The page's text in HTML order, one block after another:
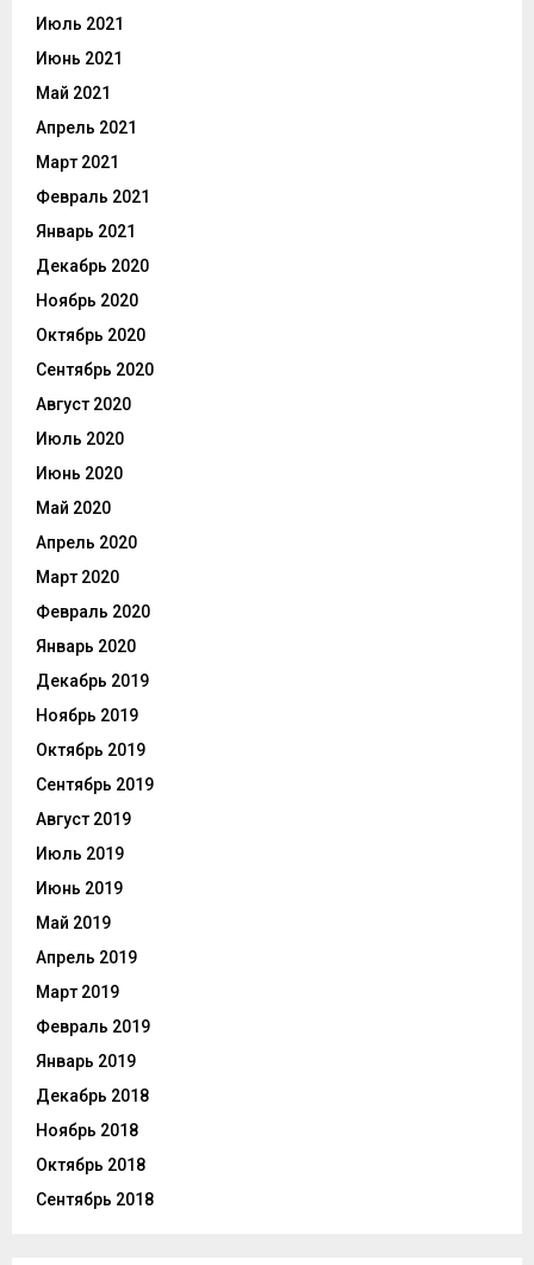
Июль 2021
Июнь 2021
Май 2021
Апрель 2021
Март 2021
Февраль 2021
Январь 2021
Декабрь 2020
Ноябрь 2020
Октябрь 2020
Сентябрь 2020
Август 2020
Июль 2020
Июнь 2020
Май 2020
Апрель 2020
Март 2020
Февраль 2020
Январь 2020
Декабрь 2019
Ноябрь 2019
Октябрь 2019
Сентябрь 2019
Август 2019
Июль 2019
Июнь 2019
Май 2019
Апрель 2019
Март 2019
Февраль 2019
Январь 2019
Декабрь 2018
Ноябрь 2018
Октябрь 2018
Сентябрь 2018